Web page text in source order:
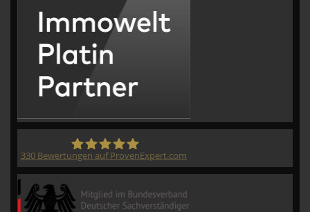
330 Bewertungen auf ProvenExpert.com